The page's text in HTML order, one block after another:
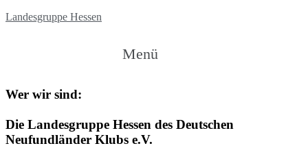
Landesgruppe Hessen
Menü
Wer wir sind:
Die Landesgruppe Hessen des Deutschen
Neufundländer Klubs e.V.